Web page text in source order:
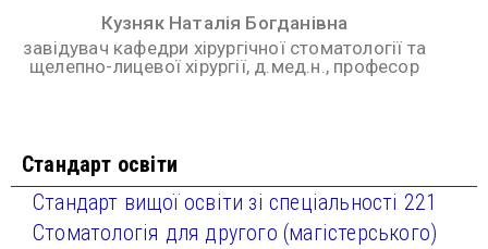
Кузняк Наталія Богданівна
завідувач кафедри хірургічної стоматології та
щелепно-лицевої хірургії, д.мед.н., професор
Стандарт освіти
Стандарт вищої освіти зі спеціальності 221
Стоматологія для другого (магістерського)